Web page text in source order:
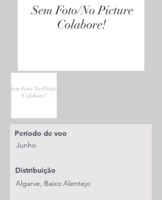
Período de voo
Junho
Distribuição
Algarve, Baixo Alentejo